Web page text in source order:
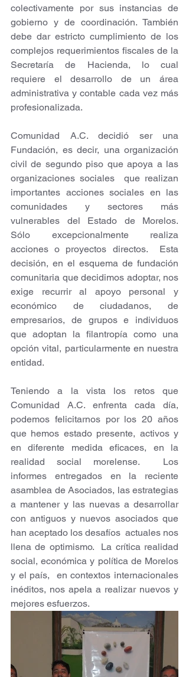
colectivamente por sus instancias de
gobierno y de coordinación. También
debe dar estricto cumplimiento de los
complejos requerimientos fiscales de la
Secretaría de Hacienda, lo cual
requiere el desarrollo de un área
administrativa y contable cada vez más
profesionalizada.
Comunidad A.C. decidió ser una
Fundación, es decir, una organización
civil de segundo piso que apoya a las
organizaciones sociales  que realizan
importantes acciones sociales en las
comunidades y sectores más
vulnerables del Estado de Morelos.
Sólo excepcionalmente realiza
acciones o proyectos directos.  Esta
decisión, en el esquema de fundación
comunitaria que decidimos adoptar, nos
exige recurrir al apoyo personal y
económico de ciudadanos, de
empresarios, de grupos e individuos
que adoptan la filantropía como una
opción vital, particularmente en nuestra
entidad.
Teniendo a la vista los retos que
Comunidad A.C. enfrenta cada día,
podemos felicitarnos por los 20 años
que hemos estado presente, activos y
en diferente medida eficaces, en la
realidad social morelense.  Los
informes entregados en la reciente
asamblea de Asociados, las estrategias
a mantener y las nuevas a desarrollar
con antiguos y nuevos asociados que
han aceptado los desafíos  actuales nos
llena de optimismo.  La crítica realidad
social, económica y política de Morelos
y el país,  en contextos internacionales
inéditos, nos apela a realizar nuevos y
mejores esfuerzos.